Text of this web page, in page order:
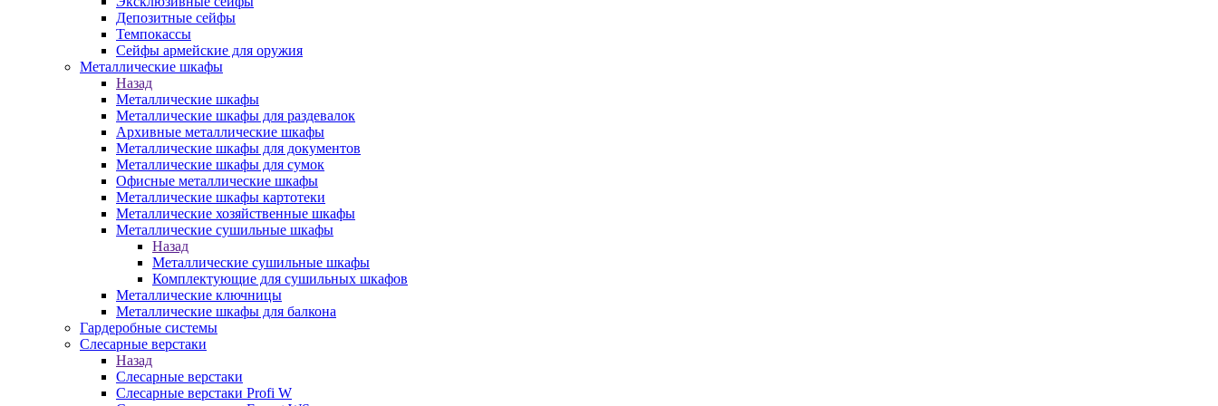
Депозитные сейфы
Темпокассы
Сейфы армейские для оружия
Металлические шкафы
Назад
Металлические шкафы
Металлические шкафы для раздевалок
Архивные металлические шкафы
Металлические шкафы для документов
Металлические шкафы для сумок
Офисные металлические шкафы
Металлические шкафы картотеки
Металлические хозяйственные шкафы
Металлические сушильные шкафы
Назад
Металлические сушильные шкафы
Комплектующие для сушильных шкафов
Металлические ключницы
Металлические шкафы для балкона
Гардеробные системы
Слесарные верстаки
Назад
Слесарные верстаки
Слесарные верстаки Profi W